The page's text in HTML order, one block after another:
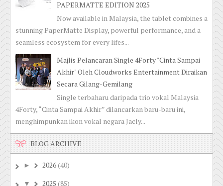
PAPERMATTE EDITION 2025
Now available in Malaysia, the tablet combines a
stunning PaperMatte Display, powerful performance, and a
seamless ecosystem for every lifes...
Majlis Pelancaran Single 4Forty "Cinta Sampai
Akhir" Oleh Cloudworks Entertainment Diraikan
Secara Gilang-Gemilang
Single terbaharu daripada trio vokal Malaysia
4Forty, “Cinta Sampai Akhir” dilancarkan baru-baru ini,
menghimpunkan ikon vokal negara Jacly...
BLOG ARCHIVE
► 2026(40)
▼ 2025 (85)